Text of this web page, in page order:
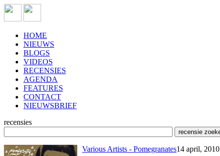
HOME
NIEUWS
BLOGS
VIDEOS
RECENSIES
AGENDA
FEATURES
CONTACT
NIEUWSBRIEF
recensies
Various Artists - Pomegranates14 april, 2010